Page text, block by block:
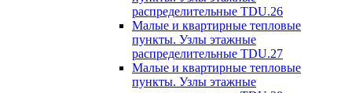
распределительные TDU.26
Малые и квартирные тепловые
пункты. Узлы этажные
распределительные TDU.27
Малые и квартирные тепловые
пункты. Узлы этажные